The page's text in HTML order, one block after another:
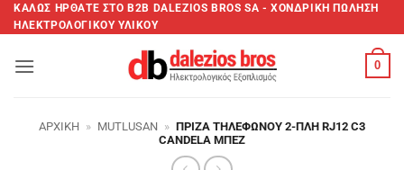
Μετάβαση
στο
ΚΑΛΩΣ ΗΡΘΑΤΕ ΣTO B2B DALEZIOS BROS SA - XΟΝΔΡΙΚΗ ΠΩΛΗΣΗ
ΗΛΕΚΤΡΟΛΟΓΙΚΟΥ ΥΛΙΚΟΥ
0
ΑΡΧΙΚΉ » MUTLUSAN » ΠΡΊΖΑ ΤΗΛΕΦΏΝΟΥ 2-ΠΛΉ RJ12 C3
CANDELA ΜΠΈΖ